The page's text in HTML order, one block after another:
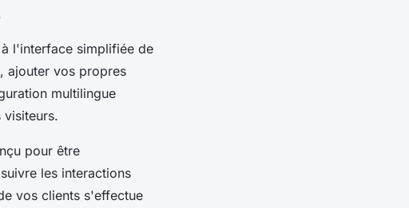
l'interface simplifiée de
ajouter vos propres
multilingue
visiteurs.
pour être
les interactions
vos clients s'effectue